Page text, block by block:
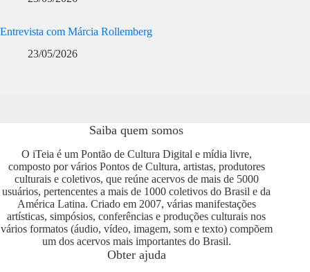
Entrevista com Márcia Rollemberg
23/05/2026
Saiba quem somos
O iTeia é um Pontão de Cultura Digital e mídia livre,
composto por vários Pontos de Cultura, artistas, produtores
culturais e coletivos, que reúne acervos de mais de 5000
usuários, pertencentes a mais de 1000 coletivos do Brasil e da
América Latina. Criado em 2007, várias manifestações
artísticas, simpósios, conferências e produções culturais nos
vários formatos (áudio, vídeo, imagem, som e texto) compõem
um dos acervos mais importantes do Brasil.
Obter ajuda